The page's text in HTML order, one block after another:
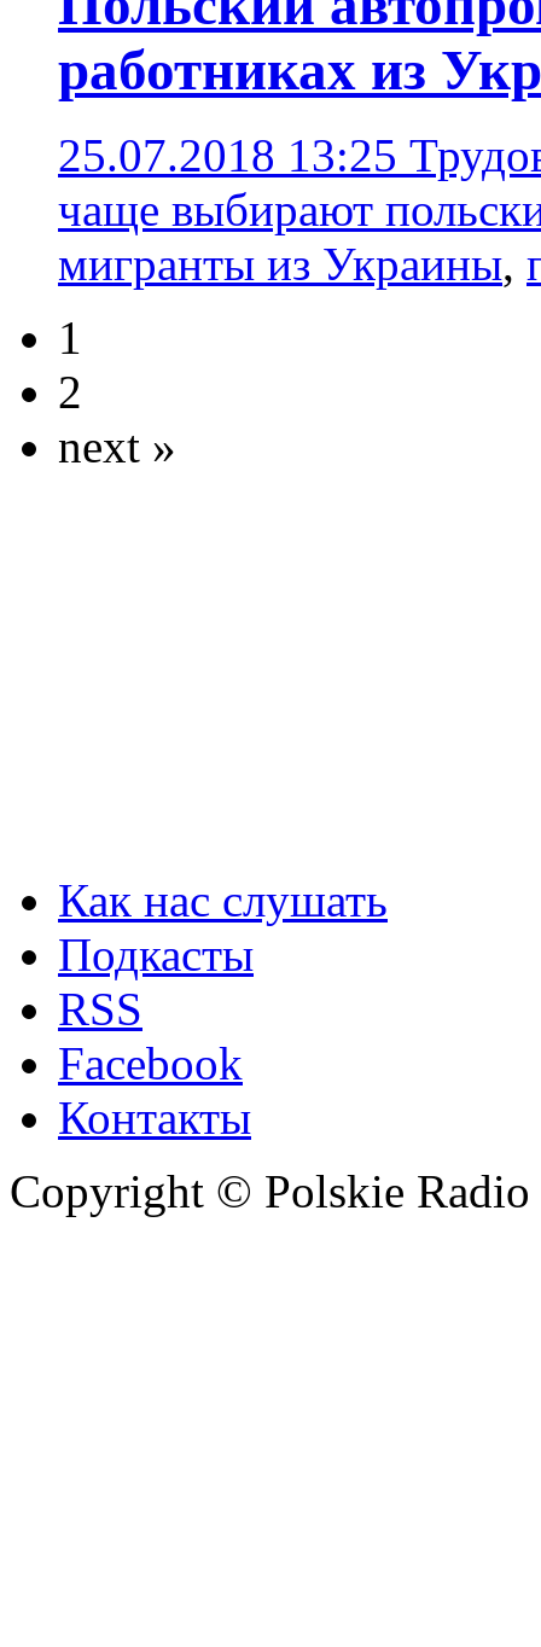
работниках из
25.07.2018 13:25
чаще выбирают
мигранты из Украины,
1
2
next »
Как нас слушать
Подкасты
RSS
Facebook
Контакты
Copyright © Polskie